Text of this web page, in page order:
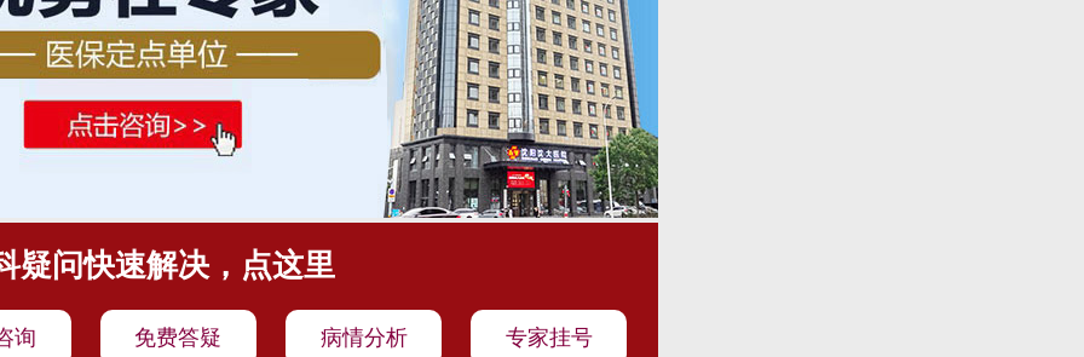
疑问快速解决，点这里
询 免费答疑 病情分析 专家挂号